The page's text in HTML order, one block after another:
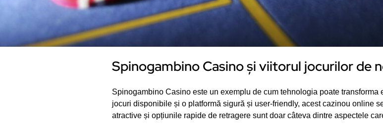
Spinogambino Casino și viitorul jocurilor de
Spinogambino Casino este un exemplu de cum tehnologia poate
jocuri disponibile și o platformă sigură și user-friendly, acest cazinou online
atractive și opțiunile rapide de retragere sunt doar câteva dintre aspectele